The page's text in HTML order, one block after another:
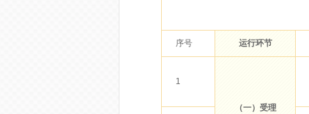
序号 运行环节
1
（一）受理